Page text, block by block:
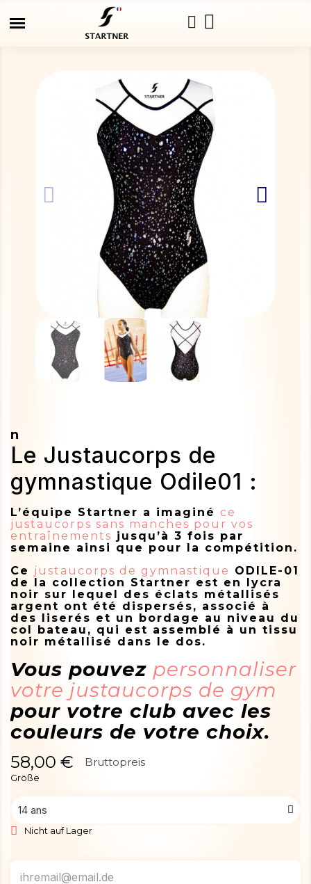
n
Le Justaucorps de
gymnastique Odile01 :
L’équipe Startner a imaginé ce
justaucorps sans manches pour vos
entraînements jusqu’à 3 fois par
semaine ainsi que pour la compétition.
Ce
justaucorps de gymnastique ODILE-01
de la collection Startner est en lycra
noir sur lequel des éclats métallisés
argent ont été dispersés, associé à
des liserés et un bordage au niveau du
col bateau, qui est assemblé à un tissu
noir métallisé dans le dos.
Vous pouvez personnaliser
votre justaucorps de gym
pour votre club avec les
couleurs de votre choix.
58,00 € Bruttopreis
Größe
Nicht auf Lager